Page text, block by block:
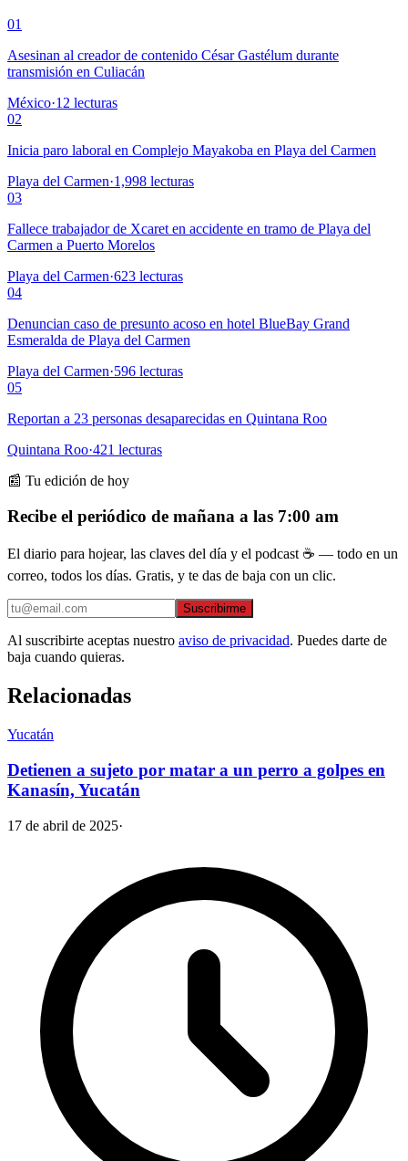
01
Asesinan al creador de contenido César Gastélum durante
transmisión en Culiacán
México·12 lecturas
02
Inicia paro laboral en Complejo Mayakoba en Playa del Carmen
Playa del Carmen·1,998 lecturas
03
Fallece trabajador de Xcaret en accidente en tramo de Playa del
Carmen a Puerto Morelos
Playa del Carmen·623 lecturas
04
Denuncian caso de presunto acoso en hotel BlueBay Grand
Esmeralda de Playa del Carmen
Playa del Carmen·596 lecturas
05
Reportan a 23 personas desaparecidas en Quintana Roo
Quintana Roo·421 lecturas
📰 Tu edición de hoy
Recibe el periódico de mañana a las 7:00 am
El diario para hojear, las claves del día y el podcast ☕ — todo en un
correo, todos los días. Gratis, y te das de baja con un clic.
Suscribirme
Al suscribirte aceptas nuestro aviso de privacidad. Puedes darte de
baja cuando quieras.
Relacionadas
Yucatán
Detienen a sujeto por matar a un perro a golpes en
Kanasín, Yucatán
17 de abril de 2025·